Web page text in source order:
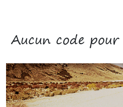
Aucun code